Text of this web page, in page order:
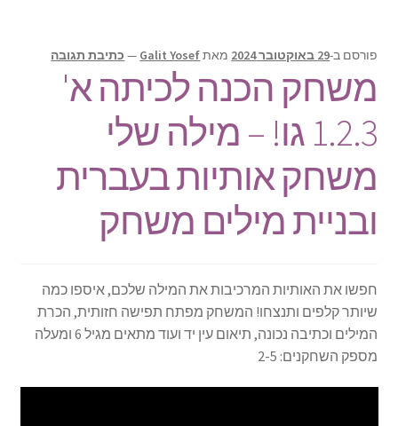
פורסם ב-29 באוקטובר 2024 מאתGalit Yosef
— כתיבת תגובה
משחק הכנה לכיתה א'
1.2.3 גו! – מילה שלי
משחק אותיות בעברית
ובניית מילים משחק
חפשו את האותיות המרכיבות את המילה שלכם, איספו כמה
שיותר קלפים ותנצחו! המשחק מפתח תפישה חזותית, הכרת
המילים וכתיבה נכונה, תיאום עין יד ועוד מתאים מגיל 6 ומעלה
מספק השחקנים: 2-5